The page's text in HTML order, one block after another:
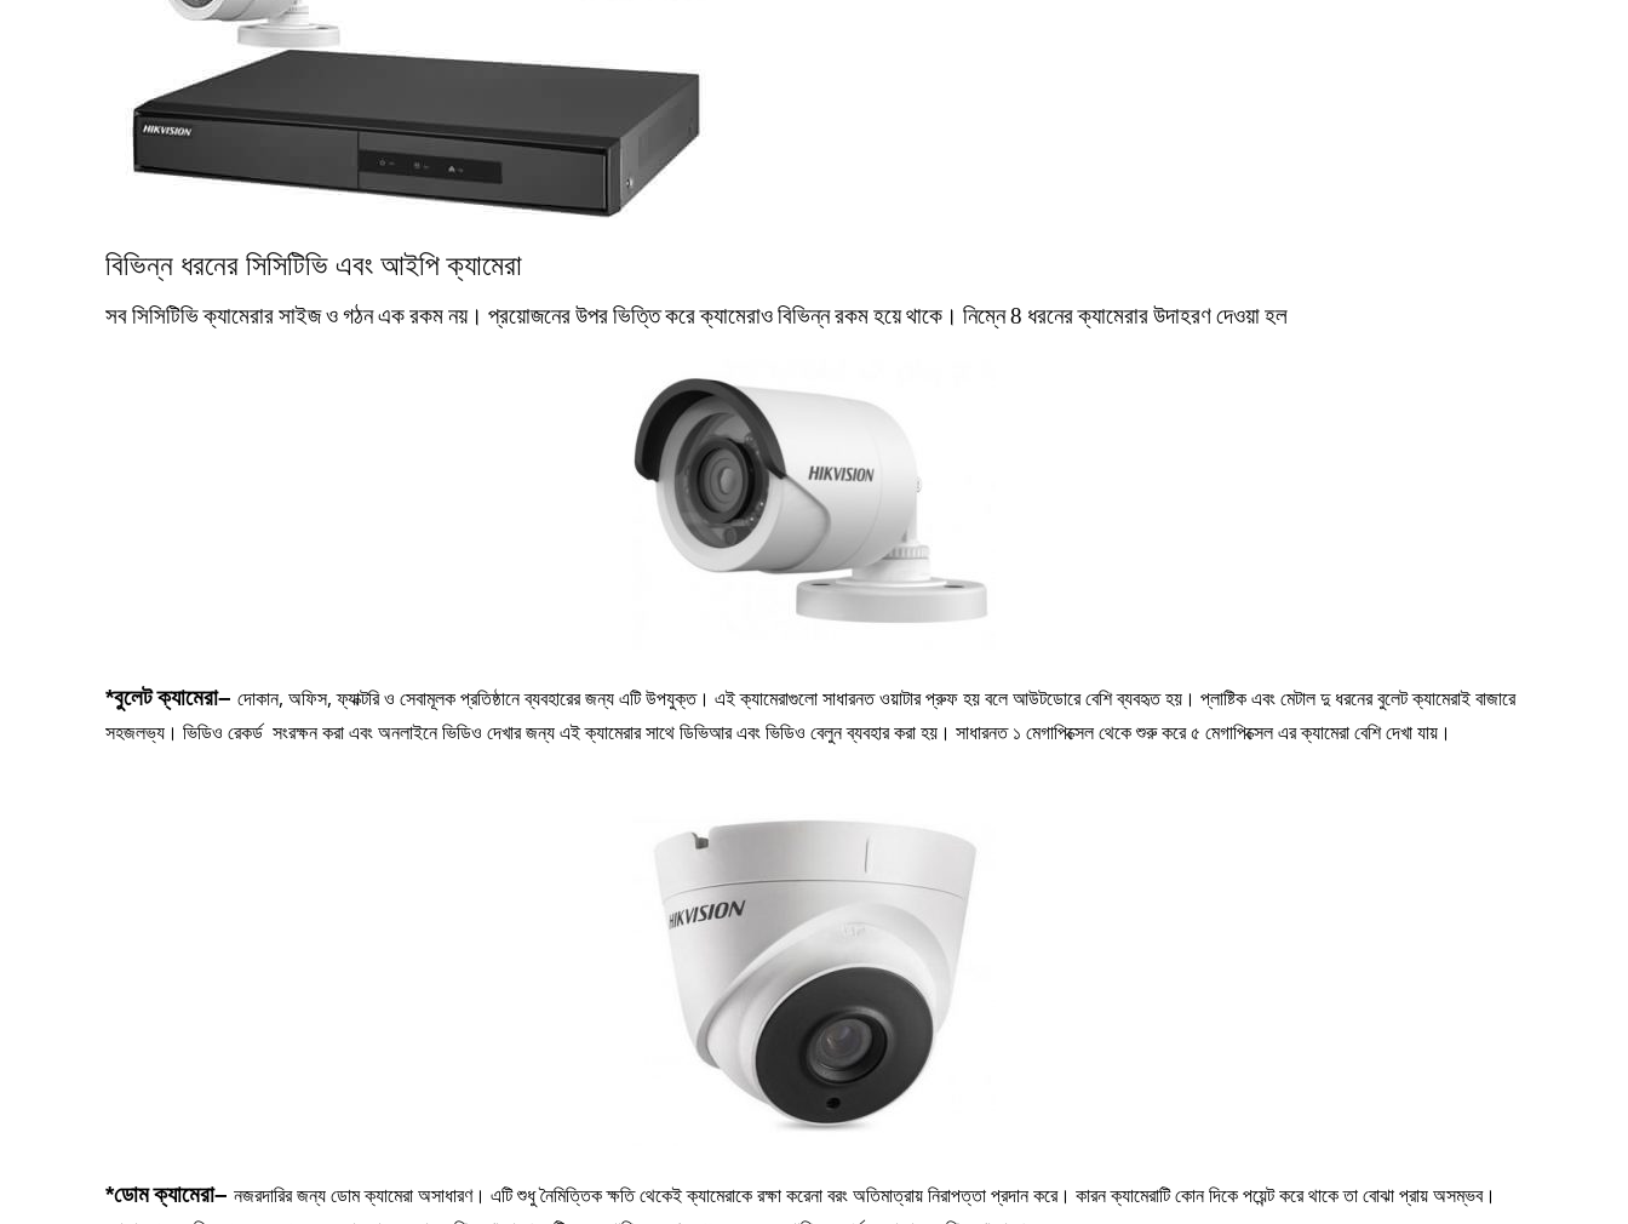
বিভিন্ন ধরনের সিসিটিভি এবং আইপি ক্যামেরা
সবসিসিটিভিক্যামেরারসাইজওগঠনএকরকমনয়। প্রয়োজনেরউপরভিত্তিকরেক্যামেরাওবিভিন্নরকমহয়েথাকে। নিম্নে8 ধরনেরক্যামেরারউদাহরণদেওয়াহল
*বুলেটক্যামেরা– দোকান, অফিস, ফ্যাক্টরি ও সেবামূলক প্রতিষ্ঠানে ব্যবহারের জন্য এটি উপযুক্ত। এই ক্যামেরাগুলো সাধারনত ওয়াটার প্রুফ হয় বলে আউটডোরে বেশি ব্যবহৃত হয়। প্লাষ্টিক এবং মেটাল দু ধরনের বুলেট ক্যামেরাই বাজারে
সহজলভ্য। ভিডিও রেকর্ড সংরক্ষন করা এবং অনলাইনে ভিডিও দেখার জন্য এই ক্যামেরার সাথে ডিভিআর এবং ভিডিও বেলুন ব্যবহার করা হয়। সাধারনত ১ মেগাপিক্সেল থেকে শুরু করে ৫ মেগাপিক্সেল এর ক্যামেরা বেশি দেখা যায়।
*ডোমক্যামেরা– নজরদারির জন্য ডোম ক্যামেরা অসাধারণ। এটি শুধু নৈমিত্তিক ক্ষতি থেকেই ক্যামেরাকে রক্ষা করেনা বরং অতিমাত্রায় নিরাপত্তা প্রদান করে। কারন ক্যামেরাটি কোন দিকে পয়েন্ট করে থাকে তা বোঝা প্রায় অসম্ভব।